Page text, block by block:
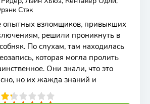
Стэк
опытных взломщиков, привыкших
решили проникнуть в
По слухам, там находилась
которая могла пролить
Они знали, что это
но их жажда знаний и